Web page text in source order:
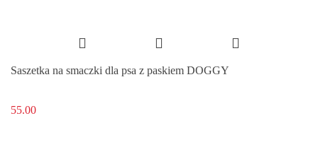
Saszetka na smaczki dla psa z paskiem DOGGY
55.00